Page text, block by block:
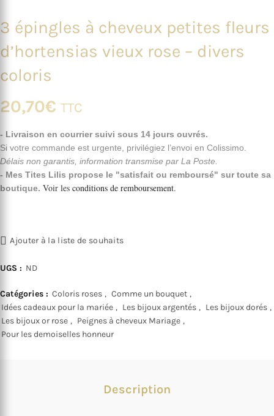
3 épingles à cheveux petites fleurs
d’hortensias vieux rose – divers
coloris
20,70€ TTC
- Livraison en courrier suivi sous 14 jours ouvrés.
Si votre commande est urgente, privilégiez l’envoi en Colissimo.
Délais non garantis, information transmise par La Poste.
- Mes Tites Lilis propose le "satisfait ou remboursé" sur toute sa
boutique. Voir les conditions de remboursement.
Ajouter à la liste de souhaits
UGS : ND
Catégories : Coloris roses , Comme un bouquet ,
Idées cadeaux pour la mariée , Les bijoux argentés , Les bijoux dorés ,
Les bijoux or rose , Peignes à cheveux Mariage ,
Pour les demoiselles honneur
Description